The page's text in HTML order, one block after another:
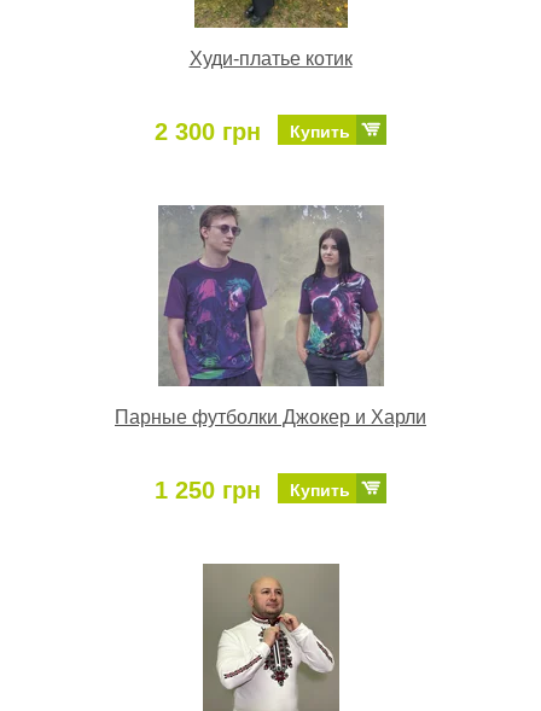
Худи-платье котик
2 300 грн Купить
Парные футболки Джокер и Харли
1 250 грн Купить